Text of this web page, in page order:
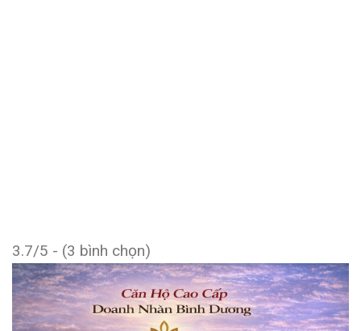
3.7/5 - (3 bình chọn)